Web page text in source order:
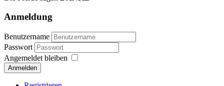
Anmeldung
Benutzername
Passwort
Angemeldet bleiben
Anmelden